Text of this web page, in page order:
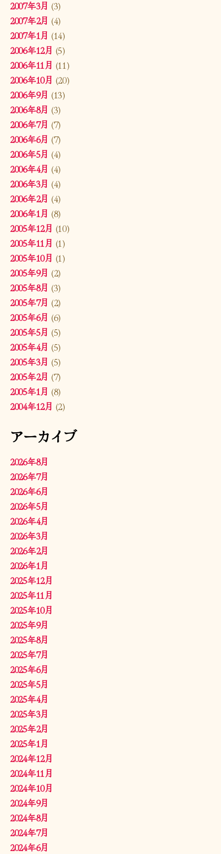
2007年3月 (3)
2007年2月 (4)
2007年1月 (14)
2006年12月 (5)
2006年11月 (11)
2006年10月 (20)
2006年9月 (13)
2006年8月 (3)
2006年7月 (7)
2006年6月 (7)
2006年5月 (4)
2006年4月 (4)
2006年3月 (4)
2006年2月 (4)
2006年1月 (8)
2005年12月 (10)
2005年11月 (1)
2005年10月 (1)
2005年9月 (2)
2005年8月 (3)
2005年7月 (2)
2005年6月 (6)
2005年5月 (5)
2005年4月 (5)
2005年3月 (5)
2005年2月 (7)
2005年1月 (8)
2004年12月 (2)
アーカイブ
2026年8月
2026年7月
2026年6月
2026年5月
2026年4月
2026年3月
2026年2月
2026年1月
2025年12月
2025年11月
2025年10月
2025年9月
2025年8月
2025年7月
2025年6月
2025年5月
2025年4月
2025年3月
2025年2月
2025年1月
2024年12月
2024年11月
2024年10月
2024年9月
2024年8月
2024年7月
2024年6月